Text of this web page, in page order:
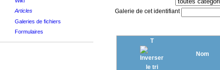
Galerie de cet identifiant
T
Nom
Articles
Galeries de fichiers
Formulaires